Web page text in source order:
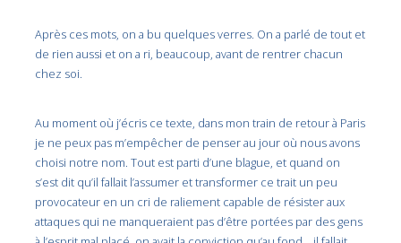
Après ces mots, on a bu quelques verres. On a parlé de tout et
de rien aussi et on a ri, beaucoup, avant de rentrer chacun
chez soi.
Au moment où j’écris ce texte, dans mon train de retour à Paris
je ne peux pas m’empêcher de penser au jour où nous avons
choisi notre nom. Tout est parti d’une blague, et quand on
s’est dit qu’il fallait l’assumer et transformer ce trait un peu
provocateur en un cri de raliement capable de résister aux
attaques qui ne manqueraient pas d’être portées par des gens